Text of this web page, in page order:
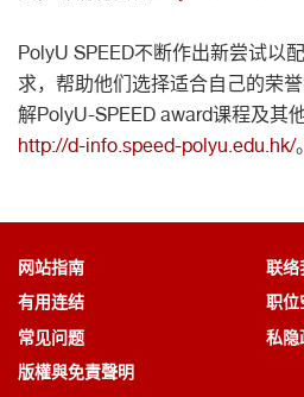
PolyU SPEED不断作出新尝试以
求，帮助他们选择适合自己的荣
解PolyU-SPEED award课程及其
http://d-info.speed-polyu.edu.hk/。
网站指南
联络
有用连结
职位
常见问题
私隐
版權與免責聲明